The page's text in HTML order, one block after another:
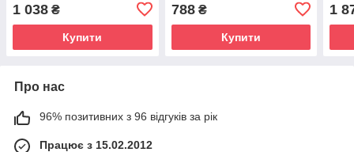
1 038 ₴
Купити
788₴
Купити
1
Про нас
96% позитивних з 96 відгуків за рік
Працює з 15.02.2012